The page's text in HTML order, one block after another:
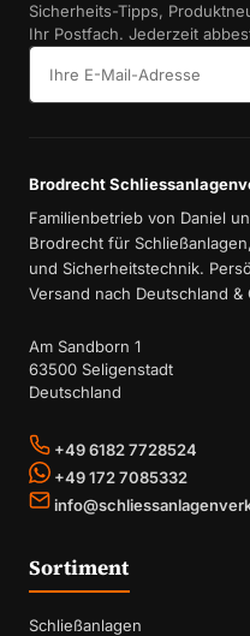
Sicherheits-Tipps,
Ihr Postfach. Jederzeit
Brodrecht
Familienbetrieb von Daniel
Brodrecht für
und Sicherheitstechnik.
Versand nach Deutschland &
Am Sandborn 1
63500 Seligenstadt
Deutschland
+49 6182 7728524
+49 172 7085332
Sortiment
Schließanlagen